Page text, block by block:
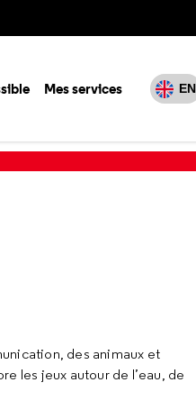
Mes services EN
des animaux et
les jeux autour de l’eau, de